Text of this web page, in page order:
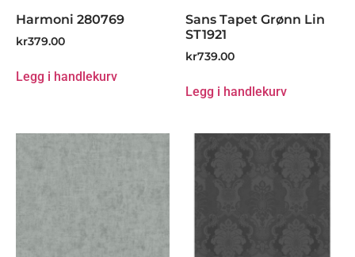
Harmoni 280769
kr379.00
Legg i handlekurv
Sans Tapet Grønn Lin
ST1921
kr739.00
Legg i handlekurv